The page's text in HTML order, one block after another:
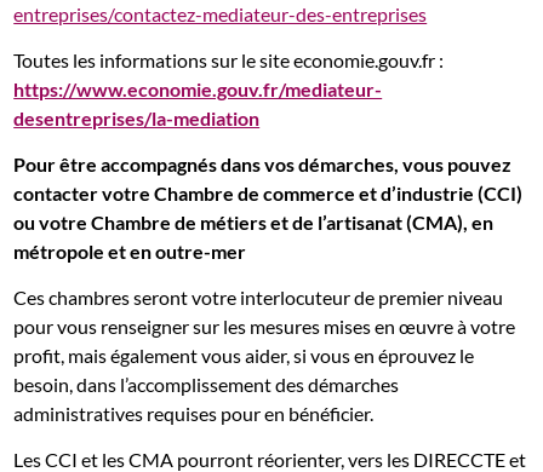
entreprises/contactez-mediateur-des-entreprises
Toutes les informations sur le site economie.gouv.fr :
https://www.economie.gouv.fr/mediateur-
desentreprises/la-mediation
Pour être accompagnés dans vos démarches, vous pouvez
contacter votre Chambre de commerce etd’industrie (CCI)
ou votre Chambre de métiers et de l’artisanat (CMA), en
métropole eten outre-mer
Ces chambres seront votre interlocuteur de premier niveau
pour vous renseigner sur les mesures mises en œuvre à votre
profit, mais également vous aider, si vous en éprouvez le
besoin, dans l’accomplissement des démarches
administratives requises pour en bénéficier.
Les CCI et les CMA pourront réorienter, vers les DIRECCTE et